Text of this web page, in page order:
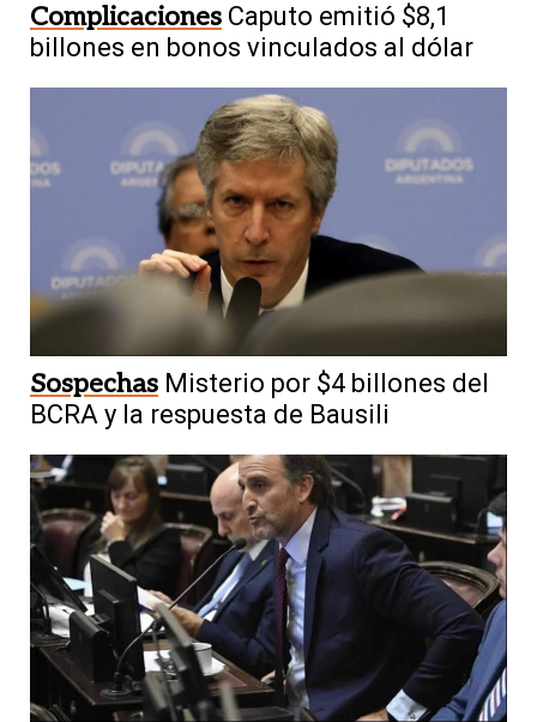
Complicaciones Caputo emitió $8,1
billones en bonos vinculados al dólar
Sospechas Misterio por $4 billones del
BCRA y la respuesta de Bausili